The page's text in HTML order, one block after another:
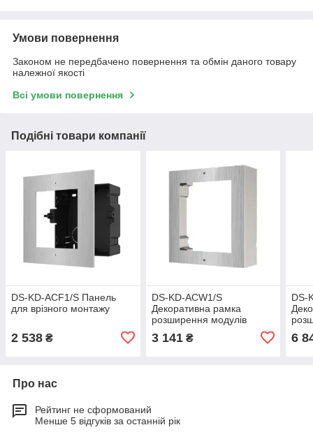
Умови повернення
Законом не передбачено повернення та обмін даного товару
належної якості
Всі умови повернення
Подібні товари компанії
DS-KD-ACF1/S Панель
для врізного монтажу
2 538 ₴
DS-KD-ACW1/S
Декоративна рамка
розширення модулів
3 141₴
DS-
6
Про нас
Рейтинг не сформований
Менше 5 відгуків за останній рік